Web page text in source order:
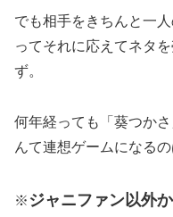
でも相手をきちんと一
ってそれに応えてネタ
ず。
何年経っても「葵つか
んて連想ゲームになる
※ ジャニファン以外